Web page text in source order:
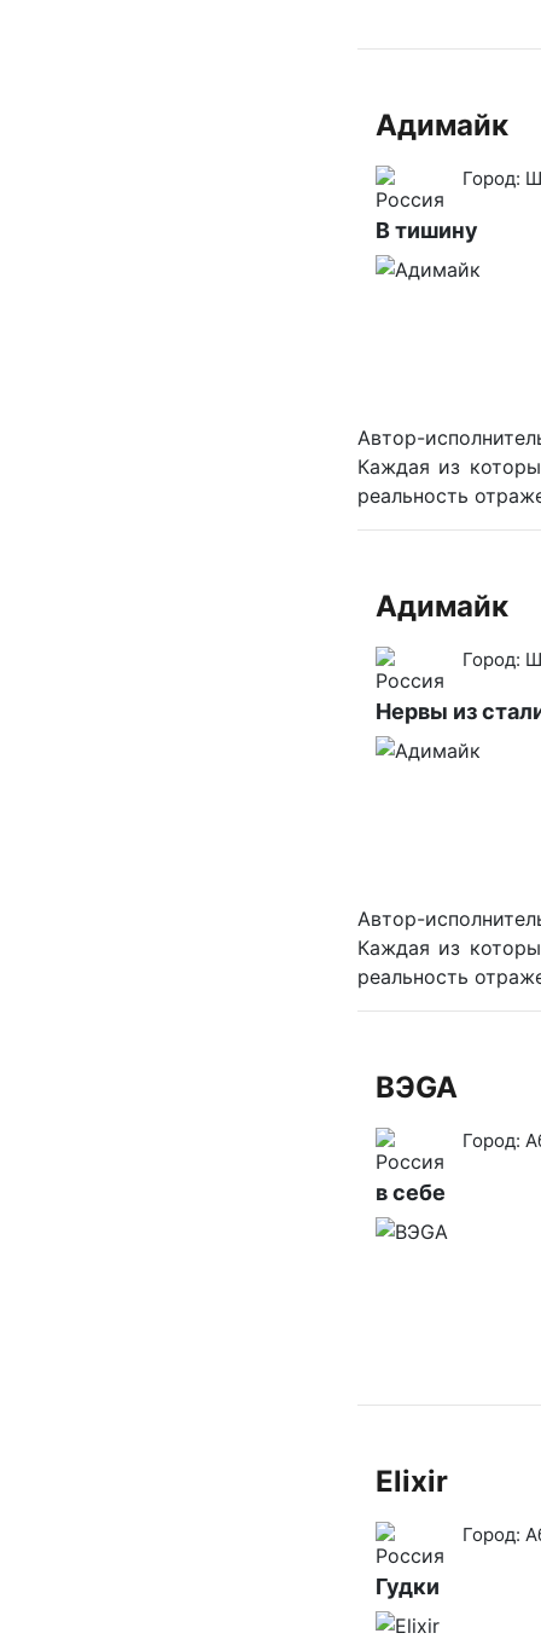
Адимайк
Город:
В тишину
Автор-
Каждая из
реальность
Адимайк
Город:
Нервы из
Автор-
Каждая из
реальность
BЭGA
Город:
в себе
Elixir
Город:
Гудки